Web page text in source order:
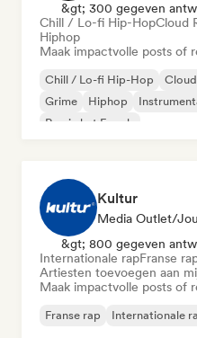
&gt; 300 gegeven
Chill / Lo-fi Hip-HopCloud
Hiphop
Maak impactvolle posts of
Chill / Lo-fi Hip-Hop
Grime
Hiphop
Rap in het Engels
Kultur
&gt; 800 gegeven
Internationale rapFranse
Artiesten toevoegen aan
Maak impactvolle posts of
Franse rap Internationale